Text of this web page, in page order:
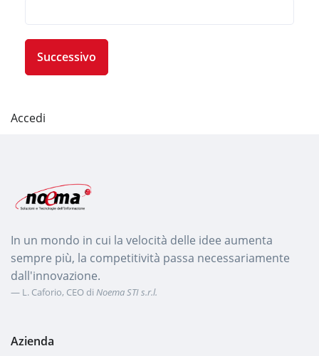
Successivo
Accedi
In un mondo in cui la velocità delle idee aumenta
sempre più, la competitività passa necessariamente
dall'innovazione.
L. Caforio, CEO di Noema STI s.r.l.
Azienda